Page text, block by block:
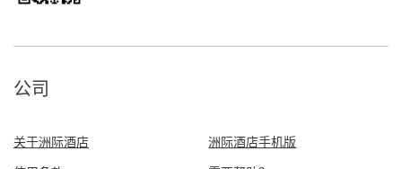
公司
关于洲际酒店
洲际酒店手机版